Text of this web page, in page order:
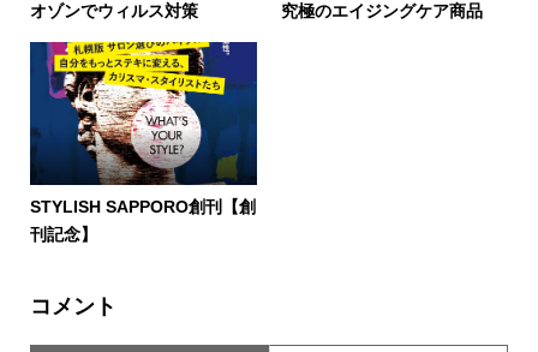
オゾンでウィルス対策 究極のエイジングケア商品
STYLISH SAPPORO創刊【創
刊記念】
コメント